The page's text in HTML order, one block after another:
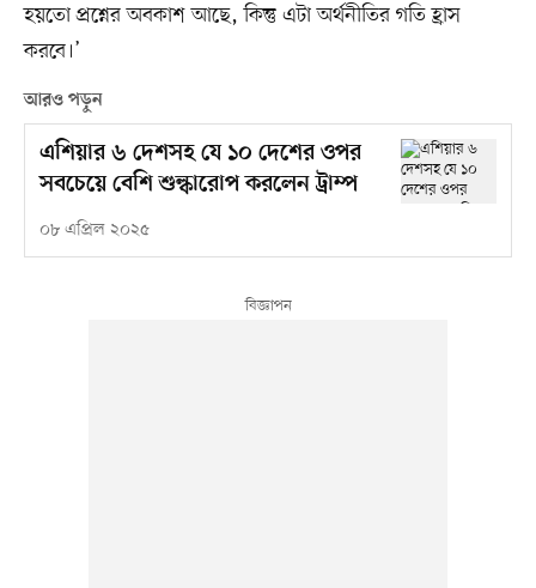
হয়তো প্রশ্নের অবকাশ আছে, কিন্তু এটা অর্থনীতির গতি হ্রাস
করবে।’
আরও পড়ুন
এশিয়ার ৬ দেশসহ যে ১০ দেশের ওপর
সবচেয়ে বেশি শুল্কারোপ করলেন ট্রাম্প
০৮ এপ্রিল ২০২৫